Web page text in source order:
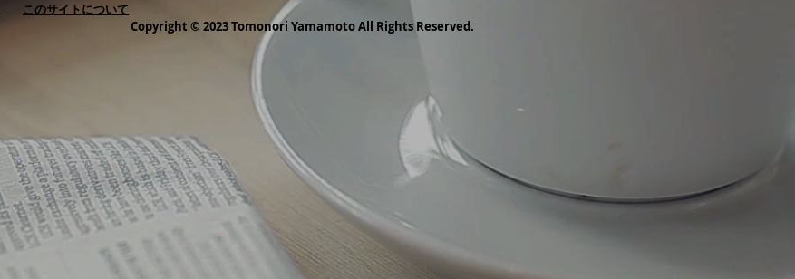
このサイトについて
Copyright © 2023 Tomonori Yamamoto All Rights Reserved.